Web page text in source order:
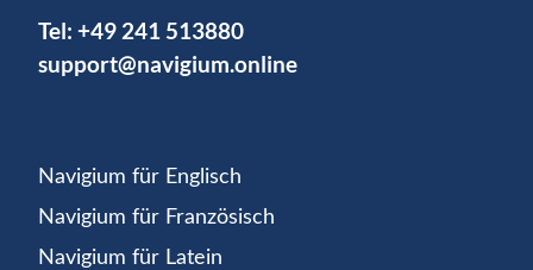
Tel: +49 241 513880
support@navigium.online
Navigium für Englisch
Navigium für Französisch
Navigium für Latein